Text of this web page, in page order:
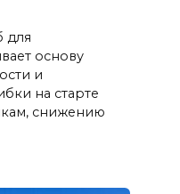
для
основу
и
на старте
снижению